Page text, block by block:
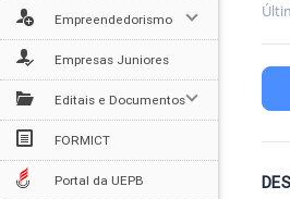
Empreendedorismo
Empresas Juniores
Editais e Documentos
FORMICT
Portal da UEPB